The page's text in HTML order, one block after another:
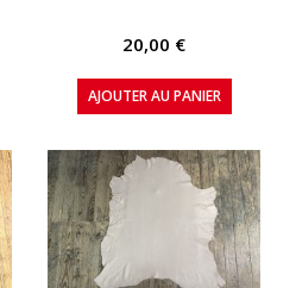
20,00 €
AJOUTER AU PANIER